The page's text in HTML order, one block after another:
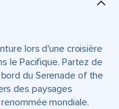
lors d'une croisière
le Pacifique. Partez de
du Serenade of the
des paysages
mondiale.